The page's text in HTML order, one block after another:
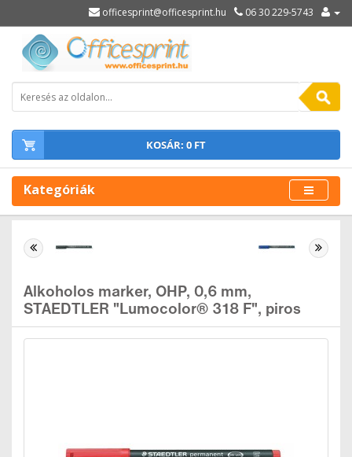
officesprint@officesprint.hu 06 30 229-5743
KOSÁR: 0 FT
Kategóriák
Alkoholos marker, OHP, 0,6 mm,
STAEDTLER "Lumocolor® 318 F", piros